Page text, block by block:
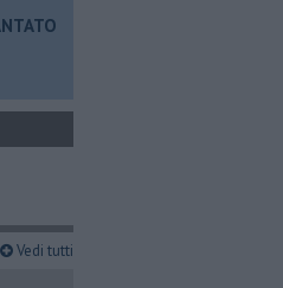
Vedi tutti